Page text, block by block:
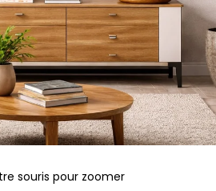
souris pour zoomer